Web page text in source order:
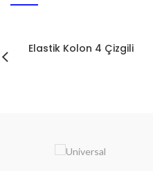
Elastik Kolon 4 Çizgili